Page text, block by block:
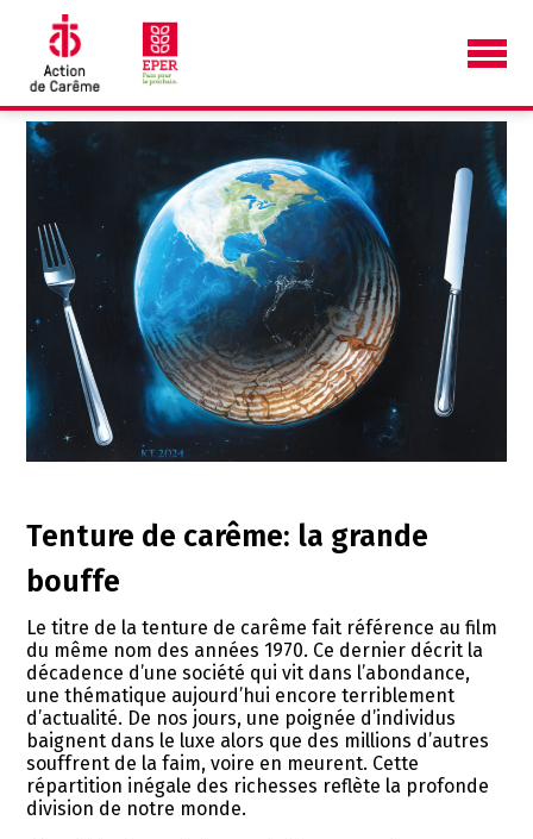
Tenture de carême: la grande
bouffe
Le titre de la tenture de carême fait référence au film
du même nom des années 1970. Ce dernier décrit la
décadence d’une société qui vit dans l’abondance,
une thématique aujourd’hui encore terriblement
d’actualité. De nos jours, une poignée d’individus
baignent dans le luxe alors que des millions d’autres
souffrent de la faim, voire en meurent. Cette
répartition inégale des richesses reflète la profonde
division de notre monde.